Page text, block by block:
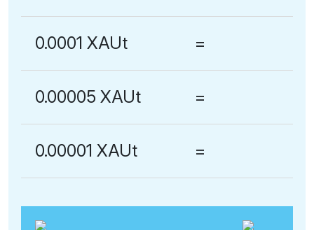
0.0001 XAUt =
0.00005 XAUt =
0.00001 XAUt =